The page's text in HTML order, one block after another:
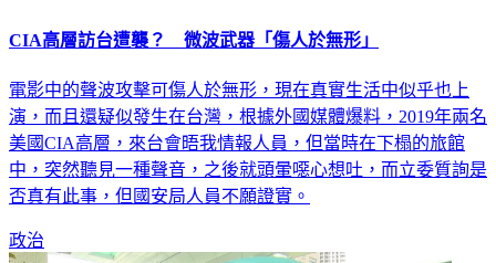
CIA高層訪台遭襲？ 微波武器「傷人於無形」
電影中的聲波攻擊可傷人於無形，現在真實生活中似乎也上
演，而且還疑似發生在台灣，根據外國媒體爆料，2019年兩名
美國CIA高層，來台會晤我情報人員，但當時在下榻的旅館
中，突然聽見一種聲音，之後就頭暈噁心想吐，而立委質詢是
否真有此事，但國安局人員不願證實。
政治